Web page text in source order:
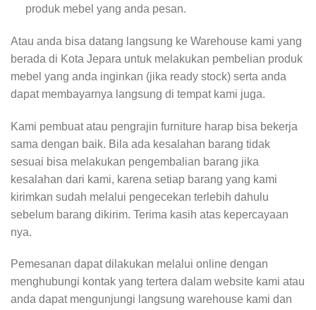
produk mebel yang anda pesan.
Atau anda bisa datang langsung ke Warehouse kami yang
berada di Kota Jepara untuk melakukan pembelian produk
mebel yang anda inginkan (jika ready stock) serta anda
dapat membayarnya langsung di tempat kami juga.
Kami pembuat atau pengrajin furniture harap bisa bekerja
sama dengan baik. Bila ada kesalahan barang tidak
sesuai bisa melakukan pengembalian barang jika
kesalahan dari kami, karena setiap barang yang kami
kirimkan sudah melalui pengecekan terlebih dahulu
sebelum barang dikirim. Terima kasih atas kepercayaan
nya.
Pemesanan dapat dilakukan melalui online dengan
menghubungi kontak yang tertera dalam website kami atau
anda dapat mengunjungi langsung warehouse kami dan